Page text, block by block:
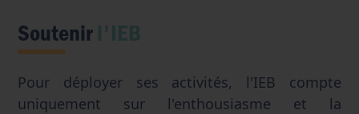
Soutenirl'IEB
Pour déployer ses activités, l'IEB compte
uniquement sur l'enthousiasme et la